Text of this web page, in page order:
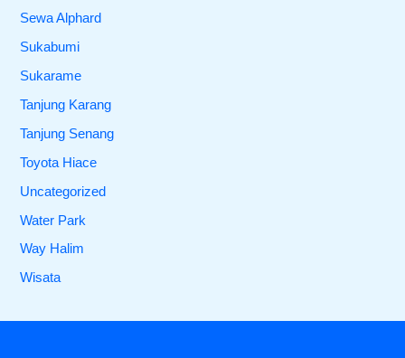
Sewa Alphard
Sukabumi
Sukarame
Tanjung Karang
Tanjung Senang
Toyota Hiace
Uncategorized
Water Park
Way Halim
Wisata